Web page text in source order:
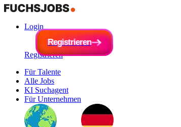
Login
Registrieren
Registrieren
Registrieren
Für Talente
Alle Jobs
KI Suchagent
Für Unternehmen